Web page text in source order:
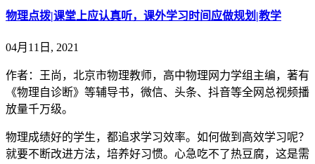
物理点拨|课堂上应认真听，课外学习时间应做规划|教学
04月11日, 2021
作者：王尚，北京市物理教师，高中物理网力学组主编，著有
《物理自诊断》等辅导书，微信、头条、抖音等全网总视频播
放量千万级。
物理成绩好的学生，都追求学习效率。如何做到高效学习呢？
就要不断改进方法，培养好习惯。心急吃不了热豆腐，这是需